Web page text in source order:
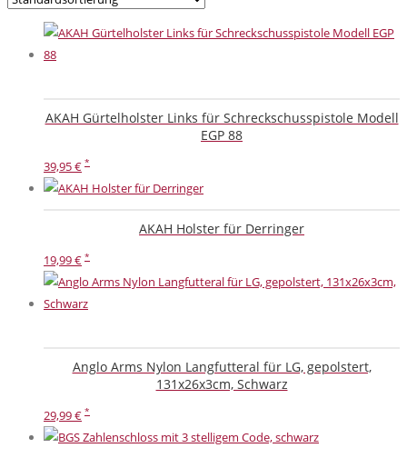
AKAH Gürtelholster Links für Schreckschusspistole Modell
EGP 88
39,95€
AKAH Holster für Derringer
19,99€
Anglo Arms Nylon Langfutteral für LG, gepolstert,
131x26x3cm, Schwarz
29,99€